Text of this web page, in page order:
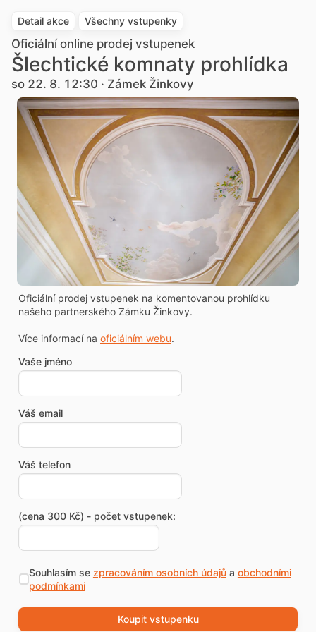
Detail akce Všechny vstupenky
Oficiální online prodej vstupenek
Šlechtické komnaty prohlídka
so 22. 8. 12:30 · Zámek Žinkovy
Oficiální prodej vstupenek na komentovanou prohlídku
našeho partnerského Zámku Žinkovy.
Více informací na oficiálním webu.
Vaše jméno
Váš email
Váš telefon
(cena 300 Kč) - počet vstupenek:
Souhlasím se zpracováním osobních údajůa obchodními
podmínkami
Koupit vstupenku